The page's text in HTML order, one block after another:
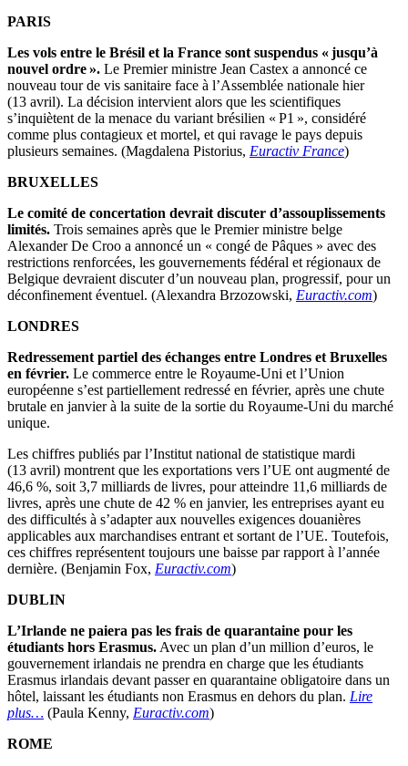
PARIS
Les vols entre le Brésil et la France sont suspendus « jusqu’à
nouvel ordre ». Le Premier ministre Jean Castex a annoncé ce
nouveau tour de vis sanitaire face à l’Assemblée nationale hier
(13 avril). La décision intervient alors que les scientifiques
s’inquiètent de la menace du variant brésilien « P1 », considéré
comme plus contagieux et mortel, et qui ravage le pays depuis
plusieurs semaines. (Magdalena Pistorius, Euractiv France)
BRUXELLES
Le comité de concertation devrait discuter d’assouplissements
limités. Trois semaines après que le Premier ministre belge
Alexander De Croo a annoncé un « congé de Pâques » avec des
restrictions renforcées, les gouvernements fédéral et régionaux de
Belgique devraient discuter d’un nouveau plan, progressif, pour un
déconfinement éventuel. (Alexandra Brzozowski, Euractiv.com)
LONDRES
Redressement partiel des échanges entre Londres et Bruxelles
en février. Le commerce entre le Royaume-Uni et l’Union
européenne s’est partiellement redressé en février, après une chute
brutale en janvier à la suite de la sortie du Royaume-Uni du marché
unique.
Les chiffres publiés par l’Institut national de statistique mardi
(13 avril) montrent que les exportations vers l’UE ont augmenté de
46,6 %, soit 3,7 milliards de livres, pour atteindre 11,6 milliards de
livres, après une chute de 42 % en janvier, les entreprises ayant eu
des difficultés à s’adapter aux nouvelles exigences douanières
applicables aux marchandises entrant et sortant de l’UE. Toutefois,
ces chiffres représentent toujours une baisse par rapport à l’année
dernière. (Benjamin Fox, Euractiv.com)
DUBLIN
L’Irlande ne paiera pas les frais de quarantaine pour les
étudiants hors Erasmus. Avec un plan d’un million d’euros, le
gouvernement irlandais ne prendra en charge que les étudiants
Erasmus irlandais devant passer en quarantaine obligatoire dans un
hôtel, laissant les étudiants non Erasmus en dehors du plan. Lire
plus… (Paula Kenny, Euractiv.com)
ROME